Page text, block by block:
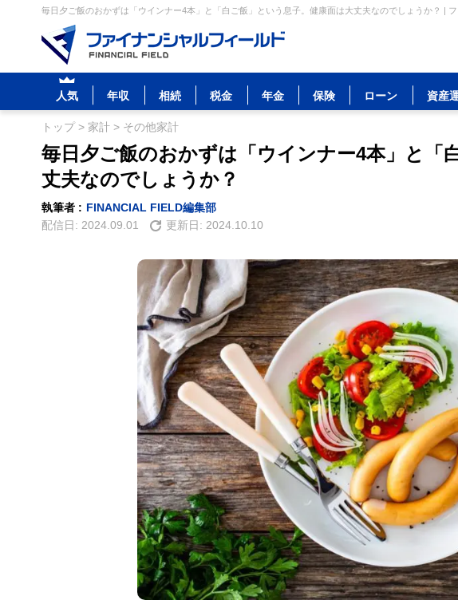
毎日夕ご飯のおかずは「ウインナー4本」と「白ご飯」という息子。健康面は大丈夫なのでしょうか？ |
人気 年収 相続 税金 年金 保険 ローン 資産
トップ> 家計 > その他家計
毎日夕ご飯のおかずは「ウインナー4本」と「
丈夫なのでしょうか？
執筆者 : FINANCIAL FIELD編集部
配信日: 2024.09.01 更新日: 2024.10.10